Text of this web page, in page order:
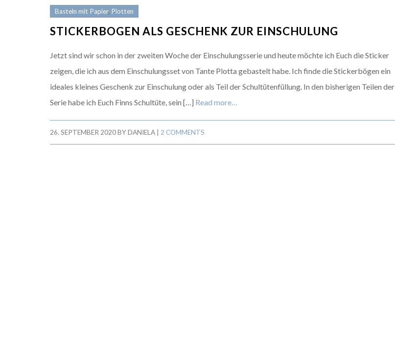
Basteln mit Papier, Plotten
STICKERBOGEN ALS GESCHENK ZUR EINSCHULUNG
Jetzt sind wir schon in der zweiten Woche der Einschulungsserie und heute möchte ich Euch die Sticker
zeigen, die ich aus dem Einschulungsset von Tante Plotta gebastelt habe. Ich finde die Stickerbögen ein
ideales kleines Geschenk zur Einschulung oder als Teil der Schultütenfüllung. In den bisherigen Teilen der
Serie habe ich Euch Finns Schultüte, sein […] Read more…
26. SEPTEMBER 2020BYDANIELA 2 COMMENTS